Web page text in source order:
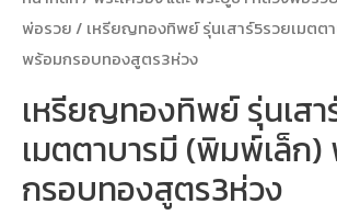
พ่อรวย / เหรียญทองทิพย์ รุ่นเสาร์5รวยเมตต
พร้อมกรอบทองสูตร3ห่วง
เหรียญทองทิพย์ รุ่นเสา
เมตตาบารมี (พิมพ์เล็ก
กรอบทองสูตร3ห่วง